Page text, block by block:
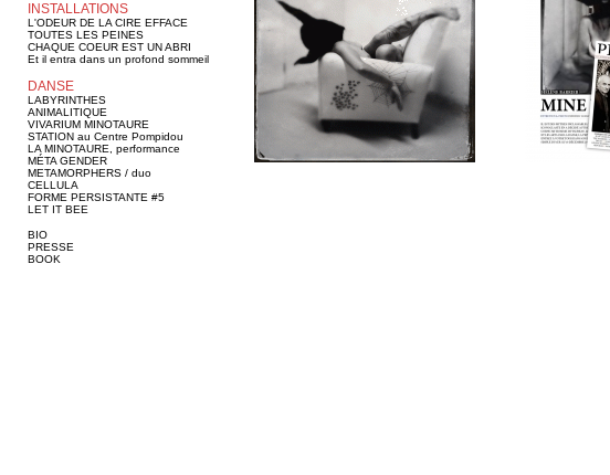
INSTALLATIONS
L'ODEUR DE LA CIRE EFFACE
TOUTES LES PEINES
CHAQUE COEUR EST UN ABRI
Et il entra dans un profond sommeil
DANSE
LABYRINTHES
ANIMALITIQUE
VIVARIUM MINOTAURE
STATION au Centre Pompidou
LA MINOTAURE, performance
MÉTA GENDER
METAMORPHERS / duo
CELLULA
FORME PERSISTANTE #5
LET IT BEE
BIO
PRESSE
BOOK